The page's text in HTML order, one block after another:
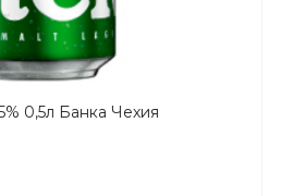
0,5л Банка Чехия